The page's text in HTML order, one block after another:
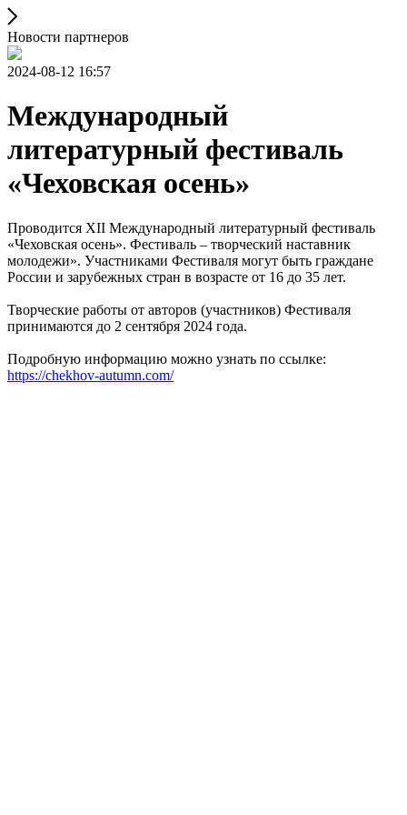
Новости партнеров
2024-08-12 16:57
Международный
литературный фестиваль
«Чеховская осень»
Проводится XII Международный литературный фестиваль
«Чеховская осень». Фестиваль – творческий наставник
молодежи». Участниками Фестиваля могут быть граждане
России и зарубежных стран в возрасте от 16 до 35 лет.
Творческие работы от авторов (участников) Фестиваля
принимаются до 2 сентября 2024 года.
Подробную информацию можно узнать по ссылке:
https://chekhov-autumn.com/